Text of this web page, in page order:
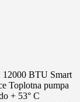
12000 BTU Smart
Toplotna pumpa
+ 53° C